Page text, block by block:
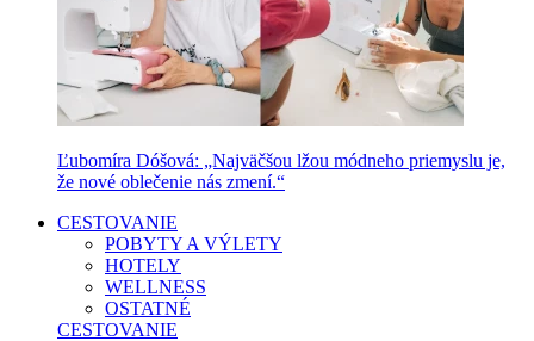
Ľubomíra Dóšová: „Najväčšou lžou módneho priemyslu je,
že nové oblečenie nás zmení.“
CESTOVANIE
POBYTY A VÝLETY
HOTELY
WELLNESS
OSTATNÉ
CESTOVANIE